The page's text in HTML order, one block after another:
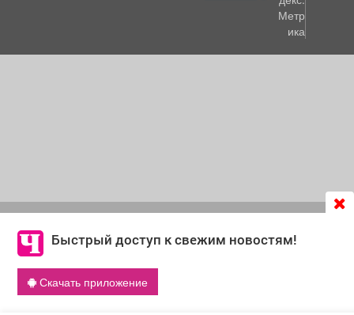
Быстрый доступ к свежим новостям!
Скачать приложение
согласие на обработку файлов cookie, которые
обеспечивают корректную работу сайта и сбора
информации для улучшения качества сервисов.
Что такое cookie